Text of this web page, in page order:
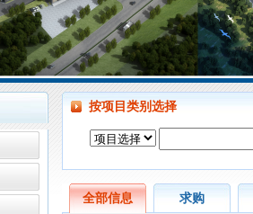
按项目类别选择
全部信息 求购